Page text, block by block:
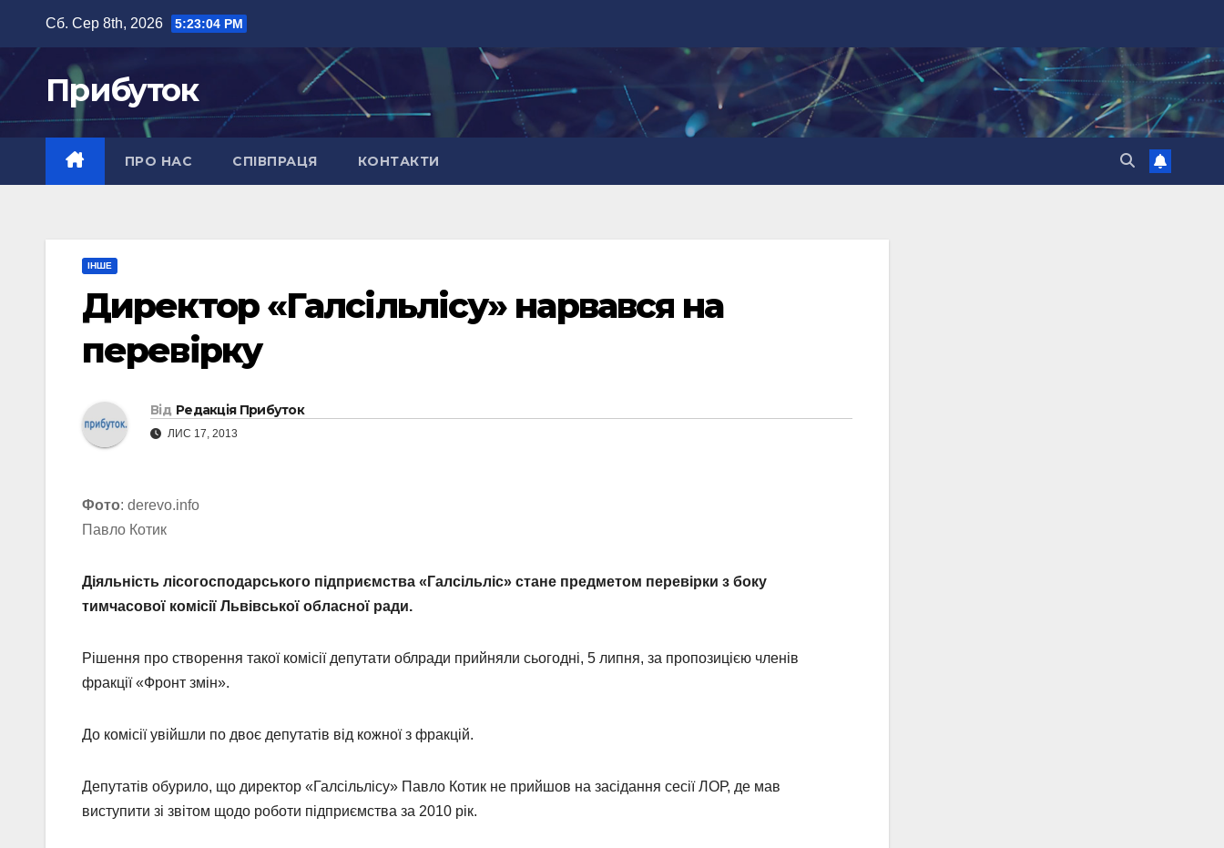
вмісту
Сб. Сер 8th, 2026 5:23:05 PM
Прибуток
ПРО НАС СПІВПРАЦЯ КОНТАКТИ
ІНШЕ
Директор «Галсільлісу» нарвався на
перевірку
Від Редакція Прибуток
ЛИС 17, 2013
Фото: derevo.info
Павло Котик
Діяльність лісогосподарського підприємства «Галсільліс» стане предметом перевірки з боку
тимчасової комісії Львівської обласної ради.
Рішення про створення такої комісії депутати облради прийняли сьогодні, 5 липня, за пропозицією членів
фракції «Фронт змін».
До комісії увійшли по двоє депутатів від кожної з фракцій.
Депутатів обурило, що директор «Галсільлісу» Павло Котик не прийшов на засідання сесії ЛОР, де мав
виступити зі звітом щодо роботи підприємства за 2010 рік.